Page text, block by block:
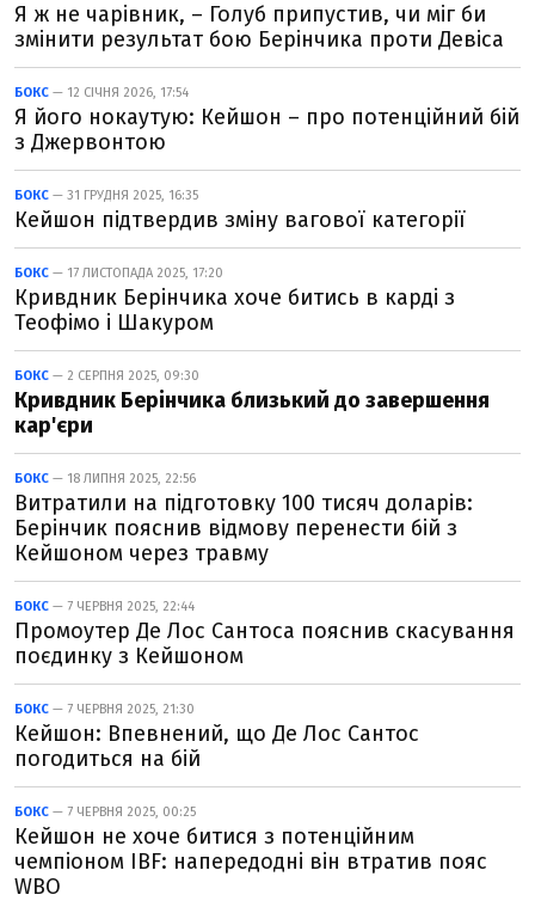
Я ж не чарівник, – Голуб припустив, чи міг би
змінити результат бою Берінчика проти Девіса
БОКС — 12 СІЧНЯ 2026, 17:54
Я його нокаутую: Кейшон – про потенційний бій
з Джервонтою
БОКС — 31 ГРУДНЯ 2025, 16:35
Кейшон підтвердив зміну вагової категорії
БОКС — 17 ЛИСТОПАДА 2025, 17:20
Кривдник Берінчика хоче битись в карді з
Теофімо і Шакуром
БОКС — 2 СЕРПНЯ 2025, 09:30
Кривдник Берінчика близький до завершення
кар'єри
БОКС — 18 ЛИПНЯ 2025, 22:56
Витратили на підготовку 100 тисяч доларів:
Берінчик пояснив відмову перенести бій з
Кейшоном через травму
БОКС — 7 ЧЕРВНЯ 2025, 22:44
Промоутер Де Лос Сантоса пояснив скасування
поєдинку з Кейшоном
БОКС — 7 ЧЕРВНЯ 2025, 21:30
Кейшон: Впевнений, що Де Лос Сантос
погодиться на бій
БОКС — 7 ЧЕРВНЯ 2025, 00:25
Кейшон не хоче битися з потенційним
чемпіоном IBF: напередодні він втратив пояс
WBO